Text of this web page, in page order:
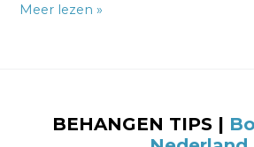
Meer lezen »
BEHANGEN TIPS |